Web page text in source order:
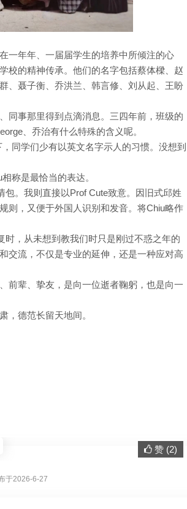
一年年、一届届学生的培养中所倾注的心
校的精神传承。他们的名字包括蔡体樑、赵
、聂子衡、乔洪兰、韩言修、刘从起、王盼
同事那里得到点滴消息。三四年前，班级的
、乔治有什么特殊的含义呢。
，同学们少有以英文名字示人的习惯。没想到
称是最恰当的表达。
包。我则直接以Prof Cute致意。因旧式邱姓
则，又便于外国人识别和发音。将Chiu略作
时，从未想到教我们时只是刚过不惑之年的
交流，不仅是专业的延伸，还是一种应对高
前辈、挚友，是向一位逝者鞠躬，也是向一
，德范长留天地间。
赞 (2)
于2026-6-27